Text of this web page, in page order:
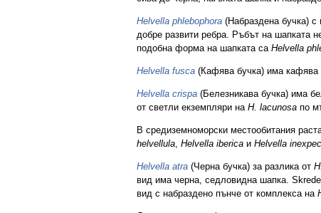
Helvella phlebophora (Набраздена бучка)
добре развити ребра. Ръбът на шапката
подобна форма на шапката са Helvella
Helvella fusca (Кафява бучка) има кафява
Helvella crispa (Белезникава бучка) има
от светли екземпляри на H. lacunosa по
В средиземноморски местообитания
helvellula, Helvella iberica и Helvella
Helvella atra (Черна бучка) за разлика от
вид има черна, седловидна шапка.
вид с набраздено пънче от комплекса на